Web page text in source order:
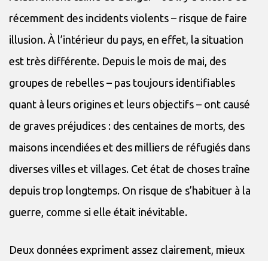
récemment des incidents violents – risque de faire
illusion. À l’intérieur du pays, en effet, la situation
est très différente. Depuis le mois de mai, des
groupes de rebelles – pas toujours identifiables
quant à leurs origines et leurs objectifs – ont causé
de graves préjudices : des centaines de morts, des
maisons incendiées et des milliers de réfugiés dans
diverses villes et villages. Cet état de choses traîne
depuis trop longtemps. On risque de s’habituer à la
guerre, comme si elle était inévitable.
Deux données expriment assez clairement, mieux